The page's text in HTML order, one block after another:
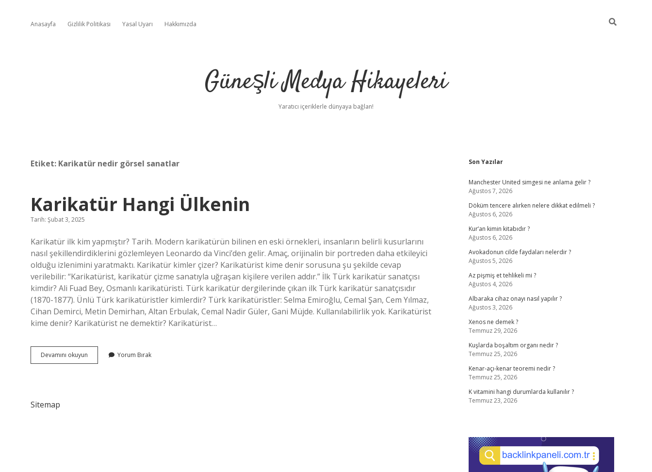
Anasayfa Gizlilik Politikası Yasal Uyarı Hakkımızda
Güneşli Medya Hikayeleri
Yaratıcı içeriklerle dünyaya bağlan!
Etiket: Karikatür nedir görsel sanatlar
Karikatür Hangi Ülkenin
Tarih: Şubat 3, 2025
Karikatür ilk kim yapmıştır? Tarih. Modern karikatürün bilinen en eski örnekleri, insanların belirli kusurlarını
nasıl şekillendirdiklerini gözlemleyen Leonardo da Vinci’den gelir. Amaç, orijinalin bir portreden daha etkileyici
olduğu izlenimini yaratmaktı. Karikatür kimler çizer? Karikatürist kime denir sorusuna şu şekilde cevap
verilebilir: “Karikatürist, karikatür çizme sanatıyla uğraşan kişilere verilen addır.” İlk Türk karikatür sanatçısı
kimdir? Ali Fuad Bey, Osmanlı karikatüristi. Türk karikatür dergilerinde çıkan ilk Türk karikatür sanatçısıdır
(1870-1877). Ünlü Türk karikatüristler kimlerdir? Türk karikatüristler: Selma Emiroğlu, Cemal Şan, Cem Yılmaz,
Cihan Demirci, Metin Demirhan, Altan Erbulak, Cemal Nadir Güler, Gani Müjde. Kullanılabilirlik yok. Karikatürist
kime denir? Karikatürist ne demektir? Karikatürist…
Devamını okuyun Karikatür
Hangi
Yorum Bırak
Sitemap
Sidebar
Son Yazılar
Manchester United simgesi ne anlama gelir ?
Ağustos 7, 2026
Döküm tencere alırken nelere dikkat edilmeli ?
Ağustos 6, 2026
Kur’an kimin kitabıdır ?
Ağustos 6, 2026
Avokadonun cilde faydaları nelerdir ?
Ağustos 5, 2026
Az pişmiş et tehlikeli mi ?
Ağustos 4, 2026
Albaraka cihaz onayı nasıl yapılır ?
Ağustos 3, 2026
Xenos ne demek ?
Temmuz 29, 2026
Kuşlarda boşaltım organı nedir ?
Temmuz 25, 2026
Kenar-açı-kenar teoremi nedir ?
Temmuz 25, 2026
K vitamini hangi durumlarda kullanılır ?
Temmuz 23, 2026